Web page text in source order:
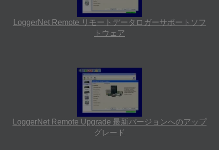
LoggerNet Remote リモートデータロガーサポートソフ
トウェア
LoggerNet Remote Upgrade 最新バージョンへのアップ
グレード